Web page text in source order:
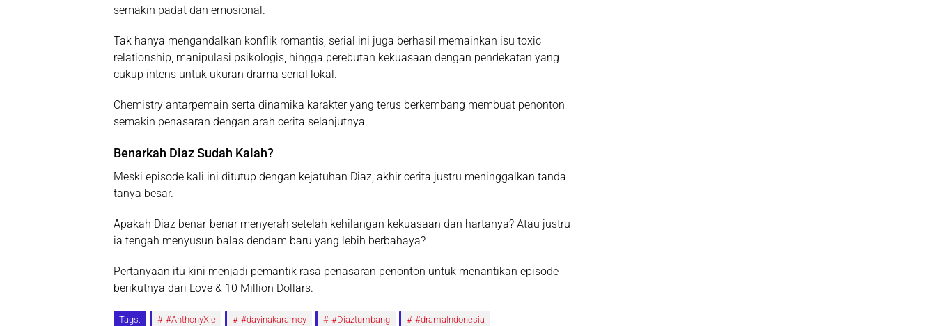
semakin padat dan emosional.
Tak hanya mengandalkan konflik romantis, serial ini juga berhasil memainkan isu toxic
relationship, manipulasi psikologis, hingga perebutan kekuasaan dengan pendekatan yang
cukup intens untuk ukuran drama serial lokal.
Chemistry antarpemain serta dinamika karakter yang terus berkembang membuat penonton
semakin penasaran dengan arah cerita selanjutnya.
Benarkah Diaz Sudah Kalah?
Meski episode kali ini ditutup dengan kejatuhan Diaz, akhir cerita justru meninggalkan tanda
tanya besar.
Apakah Diaz benar-benar menyerah setelah kehilangan kekuasaan dan hartanya? Atau justru
ia tengah menyusun balas dendam baru yang lebih berbahaya?
Pertanyaan itu kini menjadi pemantik rasa penasaran penonton untuk menantikan episode
berikutnya dari Love & 10 Million Dollars.
Tags: #AnthonyXie #davinakaramoy #Diaztumbang
#dramaIndonesia